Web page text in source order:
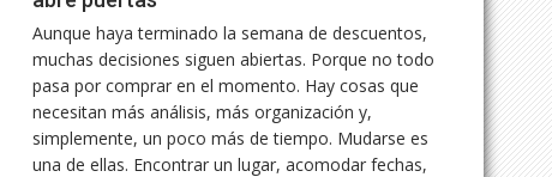
Aunque haya terminado la semana de descuentos,
muchas decisiones siguen abiertas. Porque no todo
pasa por comprar en el momento. Hay cosas que
necesitan más análisis, más organización y,
simplemente, un poco más de tiempo. Mudarse es
una de ellas. Encontrar un lugar, acomodar fechas,